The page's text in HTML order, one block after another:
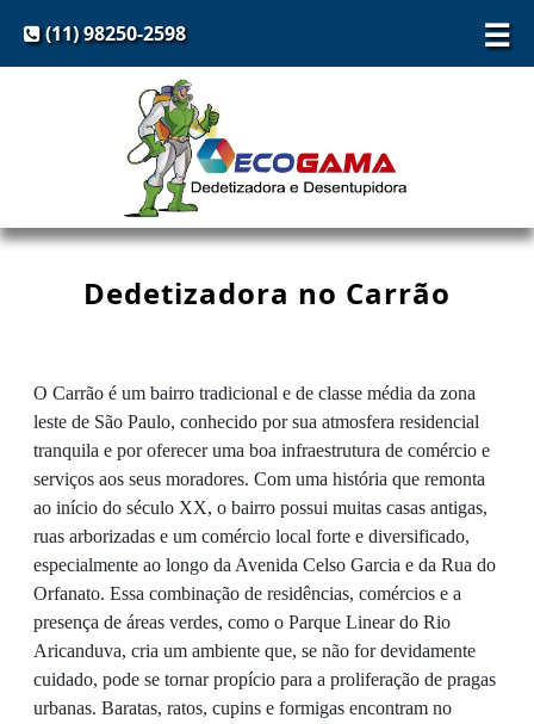
☰
(11) 98250-2598
Dedetizadora no Carrão
O Carrão é um bairro tradicional e de classe média da zona
leste de São Paulo, conhecido por sua atmosfera residencial
tranquila e por oferecer uma boa infraestrutura de comércio e
serviços aos seus moradores. Com uma história que remonta
ao início do século XX, o bairro possui muitas casas antigas,
ruas arborizadas e um comércio local forte e diversificado,
especialmente ao longo da Avenida Celso Garcia e da Rua do
Orfanato. Essa combinação de residências, comércios e a
presença de áreas verdes, como o Parque Linear do Rio
Aricanduva, cria um ambiente que, se não for devidamente
cuidado, pode se tornar propício para a proliferação de pragas
urbanas. Baratas, ratos, cupins e formigas encontram no